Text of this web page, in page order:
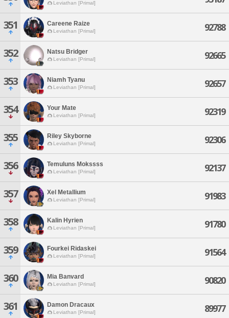
Leviathan [Primal]
351 Careene Raize
Leviathan [Primal] 92788
352 Natsu Bridger
Leviathan [Primal] 92665
353 Niamh Tyanu
Leviathan [Primal] 92657
354 Your Mate
Leviathan [Primal] 92319
355 Riley Skyborne
Leviathan [Primal] 92306
356 Temuluns Mokssss
Leviathan [Primal] 92137
357 Xel Metallium
Leviathan [Primal] 91983
358 Kalin Hyrien
Leviathan [Primal] 91780
359 Fourkei Ridaskei
Leviathan [Primal] 91564
360 Mia Banvard
Leviathan [Primal] 90820
361 Damon Dracaux
Leviathan [Primal] 89977